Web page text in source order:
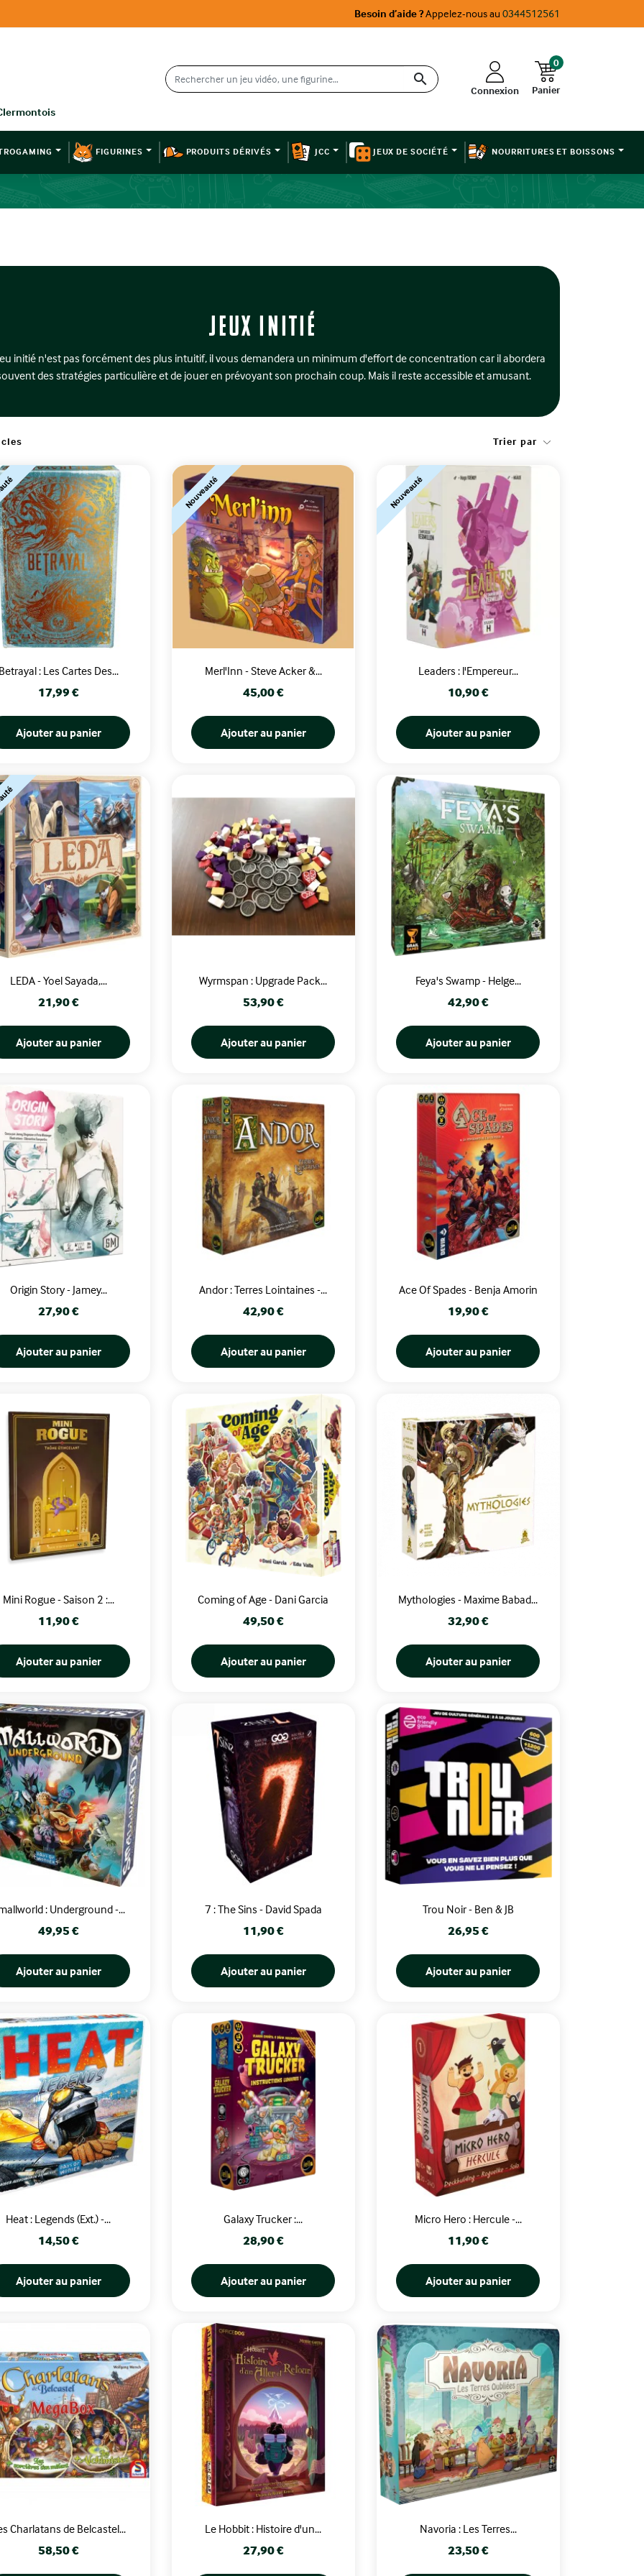
Besoin d’aide ?Appelez-nous au 0344512561

Connexion Panier
0
FIGURINES PRODUITS DÉRIVÉS JCC JEUX DE SOCIÉTÉ NOURRITURES ET BOISSONS
Jeux initié
initié n'est pas forcément des plus intuitif, il vous demandera un minimum d'effort de concentration car il abordera
des stratégies particulière et de jouer en prévoyant son prochain coup. Mais il reste accessible et amusant.
Trier par
: Les Cartes Des...
Prix
17,99 €
Ajouter au panier
Merl'Inn - Steve Acker &...
Prix
45,00 €
Ajouter au panier
Nouveauté
Leaders : l'Empereur...
Prix
10,90 €
Ajouter au panier
Nouveauté
LEDA - Yoel Sayada,...
Prix
21,90 €
Ajouter au panier
Wyrmspan : Upgrade Pack...
Prix
53,90 €
Ajouter au panier
Feya's Swamp - Helge...
Prix
42,90 €
Ajouter au panier
Origin Story - Jamey...
Prix
27,90 €
Ajouter au panier
Andor : Terres Lointaines -...
Prix
42,90 €
Ajouter au panier
Ace Of Spades - Benja Amorin
Prix
19,90 €
Ajouter au panier
Mini Rogue - Saison 2 :...
Prix
11,90 €
Ajouter au panier
Coming of Age - Dani Garcia
Prix
49,50 €
Ajouter au panier
Mythologies - Maxime Babad...
Prix
32,90 €
Ajouter au panier
: Underground -...
Prix
49,95 €
Ajouter au panier
7 : The Sins - David Spada
Prix
11,90 €
Ajouter au panier
Trou Noir - Ben & JB
Prix
26,95 €
Ajouter au panier
Heat : Legends (Ext.) -...
Prix
14,50 €
Ajouter au panier
Galaxy Trucker :...
Prix
28,90 €
Ajouter au panier
Micro Hero : Hercule -...
Prix
11,90 €
Ajouter au panier
Charlatans de Belcastel...
Prix
58,50 €
Le Hobbit : Histoire d'un...
Prix
27,90 €
Navoria : Les Terres...
Prix
23,50 €